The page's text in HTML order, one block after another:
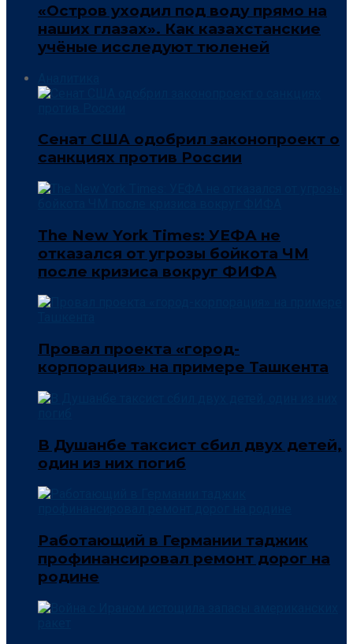
«Остров уходил под воду прямо на
наших глазах». Как казахстанские
учёные исследуют тюленей
Сенат США одобрил законопроект о
санкциях против России
The New York Times: УЕФА не
отказался от угрозы бойкота ЧМ
после кризиса вокруг ФИФА
Провал проекта «город-
корпорация» на примере Ташкента
В Душанбе таксист сбил двух детей,
один из них погиб
Работающий в Германии таджик
профинансировал ремонт дорог на
родине